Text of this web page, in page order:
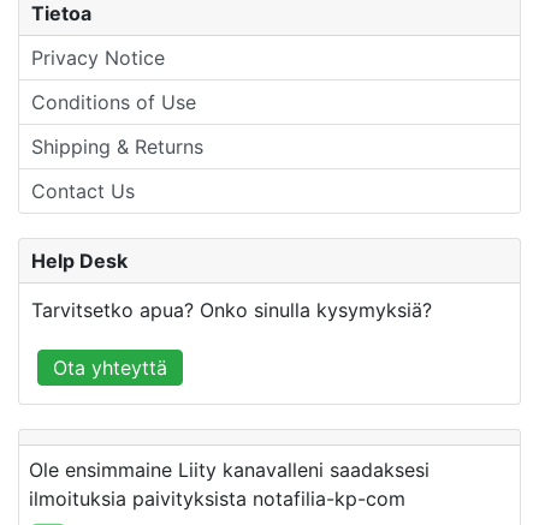
Tietoa
Privacy Notice
Conditions of Use
Shipping & Returns
Contact Us
Help Desk
Tarvitsetko apua? Onko sinulla kysymyksiä?
Ota yhteyttä
Ole ensimmaine Liity kanavalleni saadaksesi
ilmoituksia paivityksista notafilia-kp-com